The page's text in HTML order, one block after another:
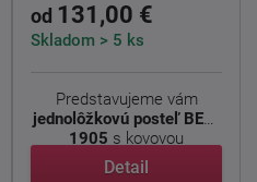
od 131,00 €
Skladom > 5 ks
Predstavujeme vám
jednolôžkovú posteľ BED-
1905 s kovovou
konštrukciou ...
Detail